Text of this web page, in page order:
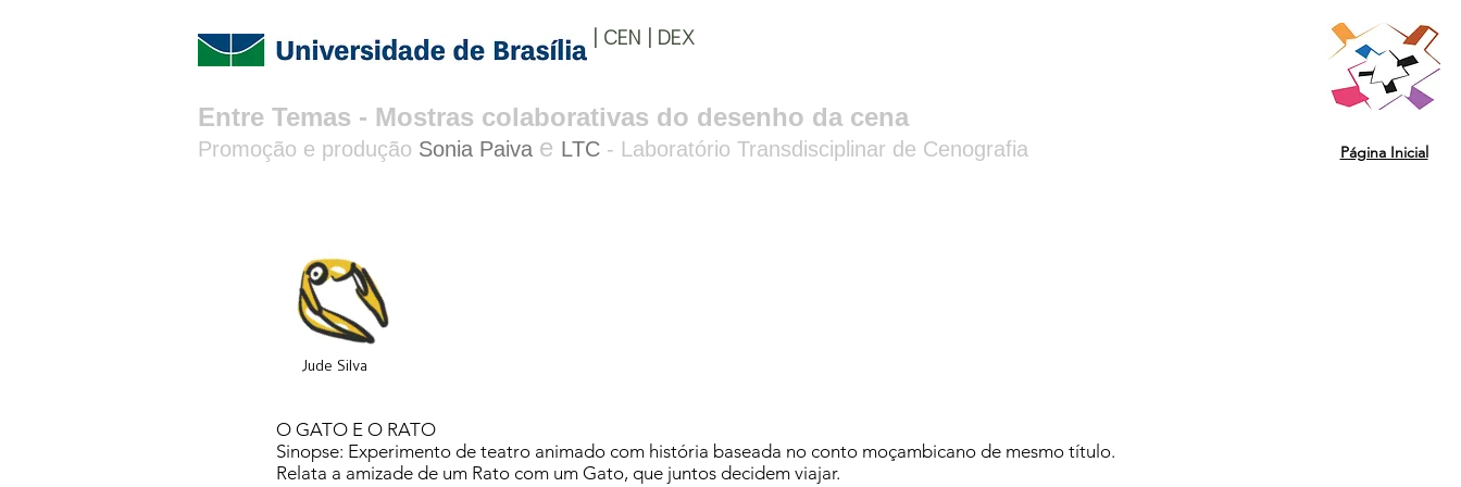
| CEN | DEX
Entre Temas​​ - Mostras colaborativas do desenho da cena
Promoção e produção Sonia Paiva e LTC - Laboratório Transdisciplinar de Cenografia Página Inicial
Jude Silva
O GATO E O RATO
Sinopse: Experimento de teatro animado com história baseada no conto moçambicano de mesmo título.
Relata a amizade de um Rato com um Gato, que juntos decidem viajar.